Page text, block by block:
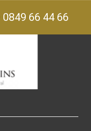
0849 66 44 66